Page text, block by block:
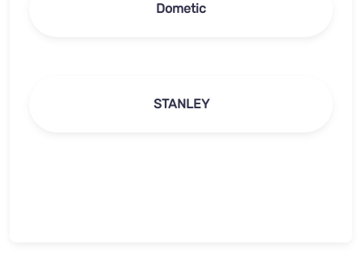
Dometic
STANLEY